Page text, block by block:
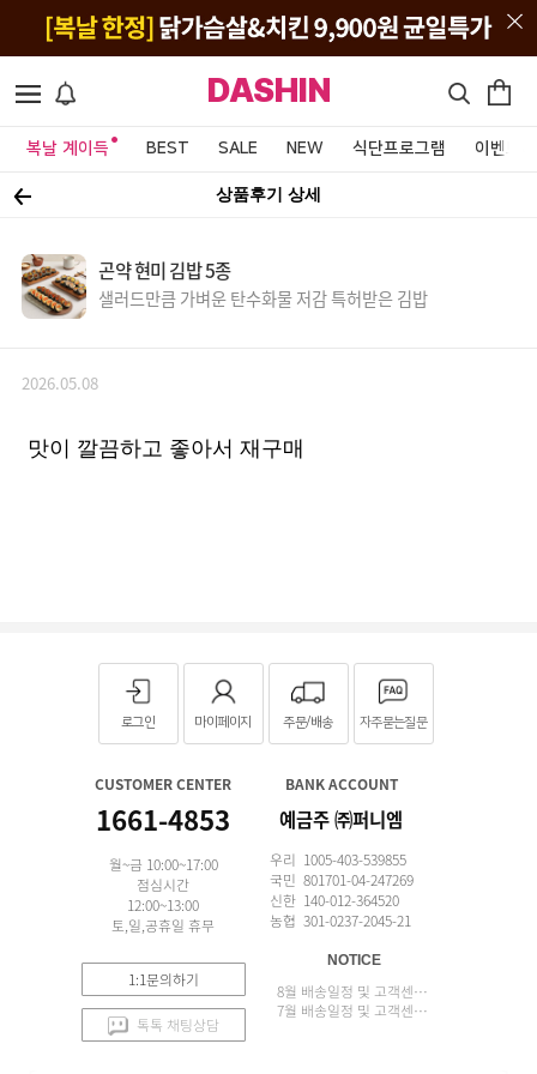
DASHIN
복날 계이득 BEST SALE NEW 식단프로그램 이벤트&
상품후기 상세
곤약 현미 김밥 5종
샐러드만큼 가벼운 탄수화물 저감 특허받은 김밥
2026.05.08
맛이 깔끔하고 좋아서 재구매
로그인 마이페이지 주문/배송 자주묻는질문
CUSTOMER CENTER
1661-4853
월~금 10:00~17:00
점심시간
12:00~13:00
토,일,공휴일 휴무
1:1문의하기
톡톡 채팅상담
BANK ACCOUNT
예금주 ㈜퍼니엠
우리 1005-403-539855
국민 801701-04-247269
신한 140-012-364520
농협 301-0237-2045-21
NOTICE
8월 배송일정 및 고객센터 업무 안내
7월 배송일정 및 고객센터 업무 안내